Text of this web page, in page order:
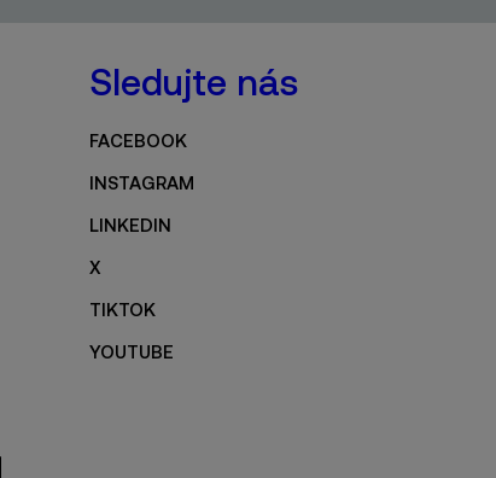
Sledujte nás
FACEBOOK
INSTAGRAM
LINKEDIN
X
TIKTOK
YOUTUBE